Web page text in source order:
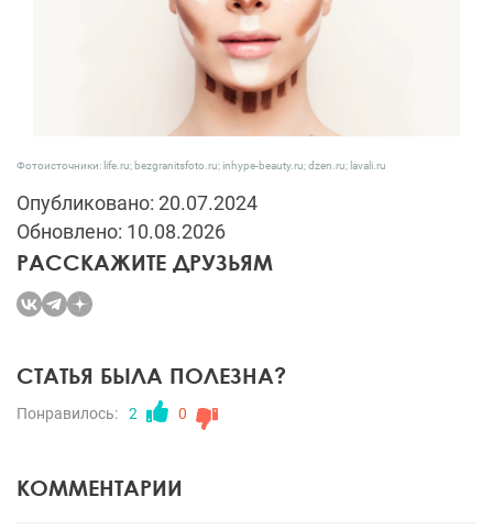
Фотоисточники: life.ru; bezgranitsfoto.ru; inhype-beauty.ru; dzen.ru; lavali.ru
Опубликовано: 20.07.2024
Обновлено: 10.08.2026
РАССКАЖИТЕ ДРУЗЬЯМ
СТАТЬЯ БЫЛА ПОЛЕЗНА?
Понравилось: 2 0
КОММЕНТАРИИ